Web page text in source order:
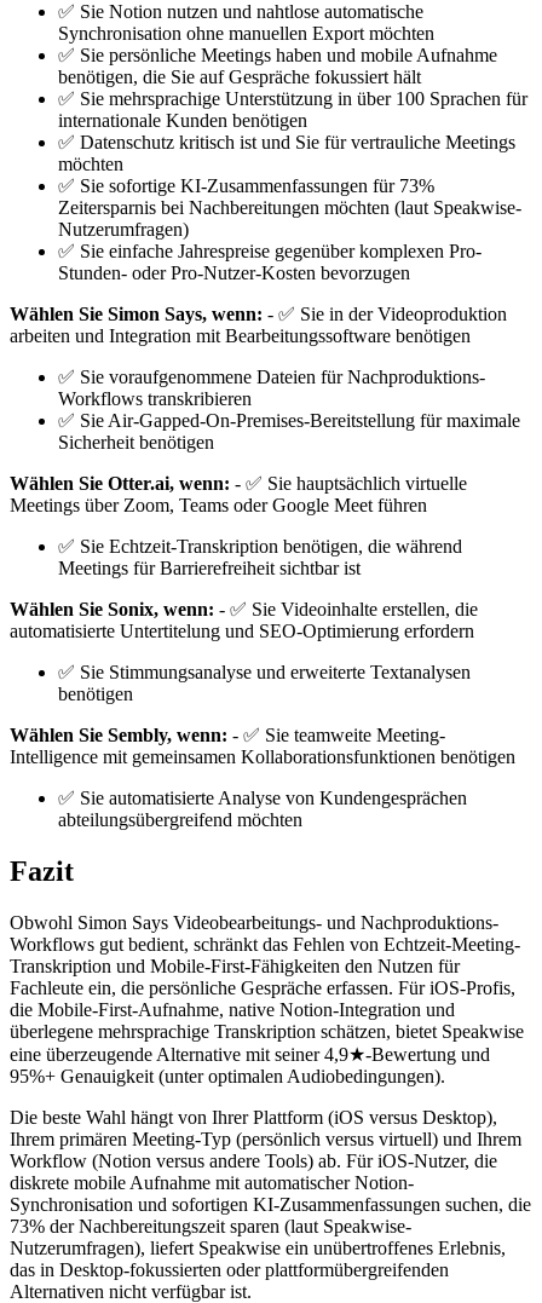
✅ Sie Notion nutzen und nahtlose automatische
Synchronisation ohne manuellen Export möchten
✅ Sie persönliche Meetings haben und mobile Aufnahme
benötigen, die Sie auf Gespräche fokussiert hält
✅ Sie mehrsprachige Unterstützung in über 100 Sprachen für
internationale Kunden benötigen
✅ Datenschutz kritisch ist und Sie für vertrauliche Meetings
möchten
✅ Sie sofortige KI-Zusammenfassungen für 73%
Zeitersparnis bei Nachbereitungen möchten (laut Speakwise-
Nutzerumfragen)
✅ Sie einfache Jahrespreise gegenüber komplexen Pro-
Stunden- oder Pro-Nutzer-Kosten bevorzugen
Wählen Sie Simon Says, wenn: - ✅ Sie in der Videoproduktion
arbeiten und Integration mit Bearbeitungssoftware benötigen
✅ Sie voraufgenommene Dateien für Nachproduktions-
Workflows transkribieren
✅ Sie Air-Gapped-On-Premises-Bereitstellung für maximale
Sicherheit benötigen
Wählen Sie Otter.ai, wenn: - ✅ Sie hauptsächlich virtuelle
Meetings über Zoom, Teams oder Google Meet führen
✅ Sie Echtzeit-Transkription benötigen, die während
Meetings für Barrierefreiheit sichtbar ist
Wählen Sie Sonix, wenn: - ✅ Sie Videoinhalte erstellen, die
automatisierte Untertitelung und SEO-Optimierung erfordern
✅ Sie Stimmungsanalyse und erweiterte Textanalysen
benötigen
Wählen Sie Sembly, wenn: - ✅ Sie teamweite Meeting-
Intelligence mit gemeinsamen Kollaborationsfunktionen benötigen
✅ Sie automatisierte Analyse von Kundengesprächen
abteilungsübergreifend möchten
Fazit
Obwohl Simon Says Videobearbeitungs- und Nachproduktions-
Workflows gut bedient, schränkt das Fehlen von Echtzeit-Meeting-
Transkription und Mobile-First-Fähigkeiten den Nutzen für
Fachleute ein, die persönliche Gespräche erfassen. Für iOS-Profis,
die Mobile-First-Aufnahme, native Notion-Integration und
überlegene mehrsprachige Transkription schätzen, bietet Speakwise
eine überzeugende Alternative mit seiner 4,9★-Bewertung und
95%+ Genauigkeit (unter optimalen Audiobedingungen).
Die beste Wahl hängt von Ihrer Plattform (iOS versus Desktop),
Ihrem primären Meeting-Typ (persönlich versus virtuell) und Ihrem
Workflow (Notion versus andere Tools) ab. Für iOS-Nutzer, die
diskrete mobile Aufnahme mit automatischer Notion-
Synchronisation und sofortigen KI-Zusammenfassungen suchen, die
73% der Nachbereitungszeit sparen (laut Speakwise-
Nutzerumfragen), liefert Speakwise ein unübertroffenes Erlebnis,
das in Desktop-fokussierten oder plattformübergreifenden
Alternativen nicht verfügbar ist.